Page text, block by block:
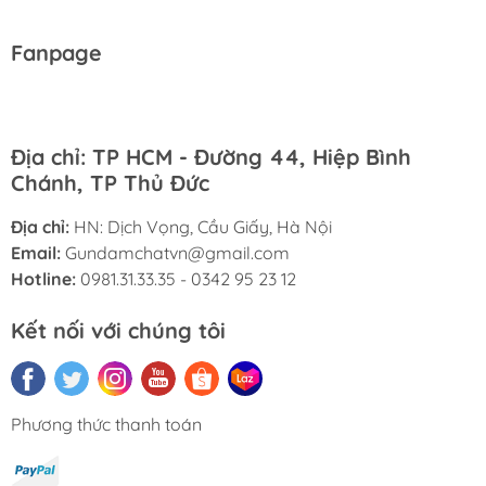
Fanpage
Địa chỉ: TP HCM - Đường 44, Hiệp Bình
Chánh, TP Thủ Đức
Địa chỉ: HN: Dịch Vọng, Cầu Giấy, Hà Nội
Email: Gundamchatvn@gmail.com
Hotline: 0981.31.33.35 - 0342 95 23 12
Kết nối với chúng tôi
Phương thức thanh toán